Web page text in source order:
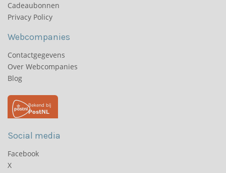
Cadeaubonnen
Privacy Policy
Webcompanies
Contactgegevens
Over Webcompanies
Blog
Social media
Facebook
X